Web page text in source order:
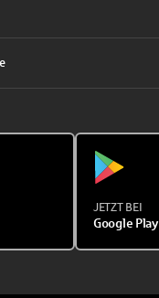
JETZT BEI
Google Play